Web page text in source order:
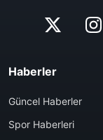
Haberler
Güncel Haberler
Spor Haberleri